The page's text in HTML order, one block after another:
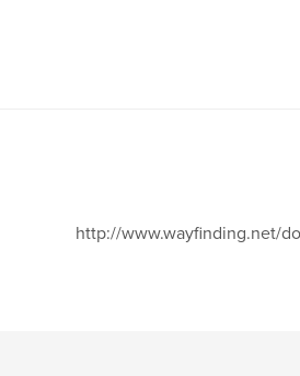
http://www.wayfinding.net/